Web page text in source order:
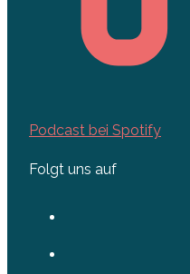
Podcast bei Spotify
Folgt uns auf